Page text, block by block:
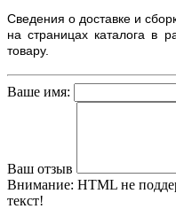
Сведения о доставке и
на страницах каталога в
товару.
Ваше имя:
Ваш отзыв
Внимание: HTML не
текст!